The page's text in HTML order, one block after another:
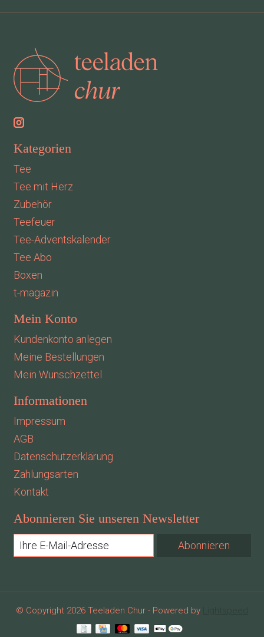
Kategorien
Tee
Tee mit Herz
Zubehör
Teefeuer
Tee-Adventskalender
Tee Abo
Boxen
t-magazin
Mein Konto
Kundenkonto anlegen
Meine Bestellungen
Mein Wunschzettel
Informationen
Impressum
AGB
Datenschutzerklärung
Zahlungsarten
Kontakt
Abonnieren Sie unseren Newsletter
Abonnieren
© Copyright 2026 Teeladen Chur - Powered by